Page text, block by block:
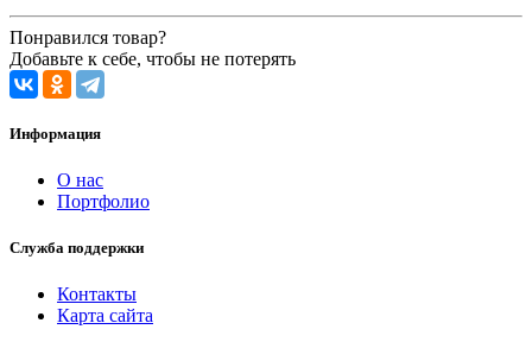
Понравился товар?
Добавьте к себе, чтобы не потерять
Информация
О нас
Портфолио
Служба поддержки
Контакты
Карта сайта